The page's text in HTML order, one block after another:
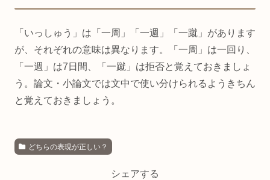
「いっしゅう」は「一周」「一週」「一蹴」があります
が、それぞれの意味は異なります。「一周」は一回り、
「一週」は7日間、「一蹴」は拒否と覚えておきましょ
う。論文・小論文では文中で使い分けられるようきちん
と覚えておきましょう。
どちらの表現が正しい？
シェアする